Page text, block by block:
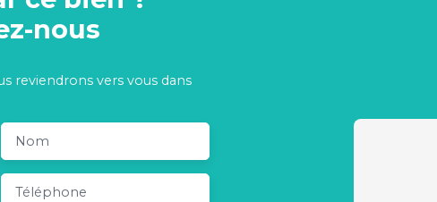
nous
reviendrons vers vous dans
Nom
Téléphone